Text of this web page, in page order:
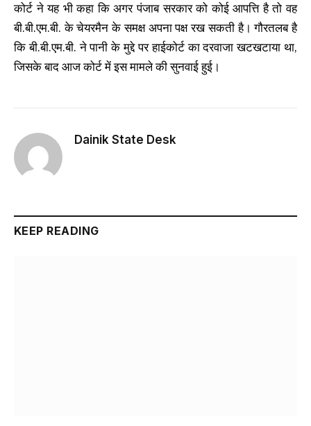
कोर्ट ने यह भी कहा कि अगर पंजाब सरकार को कोई आपत्ति है तो वह
बी.बी.एम.बी. के चेयरमैन के समक्ष अपना पक्ष रख सकती है। गौरतलब है
कि बी.बी.एम.बी. ने पानी के मुद्दे पर हाईकोर्ट का दरवाजा खटखटाया था,
जिसके बाद आज कोर्ट में इस मामले की सुनवाई हुई।
Dainik State Desk
KEEP READING